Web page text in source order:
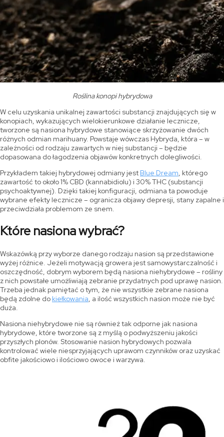
Roślina konopi hybrydowa
W celu uzyskania unikalnej zawartości substancji znajdujących się w
konopiach, wykazujących wielokierunkowe działanie lecznicze,
tworzone są nasiona hybrydowe stanowiące skrzyżowanie dwóch
różnych odmian marihuany. Powstaje wówczas Hybryda, która – w
zależności od rodzaju zawartych w niej substancji – będzie
dopasowana do łagodzenia objawów konkretnych dolegliwości.
Przykładem takiej hybrydowej odmiany jest Blue Dream, którego
zawartość to około 1% CBD (kannabidiolu) i 30% THC (substancji
psychoaktywnej). Dzięki takiej konfiguracji, odmiana ta powoduje
wybrane efekty lecznicze – ogranicza objawy depresji, stany zapalne i
przeciwdziała problemom ze snem.
Które nasiona wybrać?
Wskazówką przy wyborze danego rodzaju nasion są przedstawione
wyżej różnice. Jeżeli motywacją growera jest samowystarczalność i
oszczędność, dobrym wyborem będą nasiona niehybrydowe – rośliny
z nich powstałe umożliwiają zebranie przydatnych pod uprawę nasion.
Trzeba jednak pamiętać o tym, że nie wszystkie zebrane nasiona
będą zdolne do kiełkowania, a ilość wszystkich nasion może nie być
duża.
Nasiona niehybrydowe nie są również tak odporne jak nasiona
hybrydowe, które tworzone są z myślą o podwyższeniu jakości
przyszłych plonów. Stosowanie nasion hybrydowych pozwala
kontrolować wiele niesprzyjających uprawom czynników oraz uzyskać
obfite jakościowo i ilościowo owoce i warzywa.